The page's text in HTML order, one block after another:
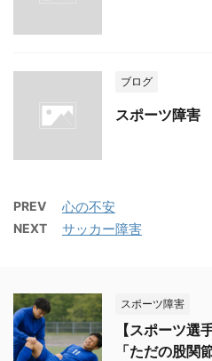
ブログ
スポーツ障害
PREV 心の不安
NEXT サッカー障害
スポーツ障害
【スポーツ選
「ただの股関